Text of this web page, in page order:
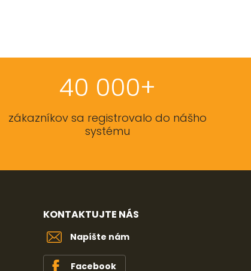
40 000+
zákazníkov sa registrovalo do nášho
systému
KONTAKTUJTE NÁS
Napíšte nám
Facebook